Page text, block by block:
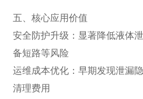
五、核心应用价值
安全防护升级：显著降低液体
备短路等风险
运维成本优化：早期发现泄漏
清理费用